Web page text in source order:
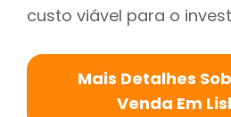
custo viável para o
Mais Detalhes
Venda Em